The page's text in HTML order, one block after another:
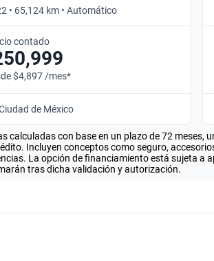
• 65,124 km • Automático
contado
$4,897 /mes*
de México
con base en un plazo de 72 meses,
Incluyen conceptos como seguro,
La opción de financiamiento está sujeta a
tras dicha validación y autorización.